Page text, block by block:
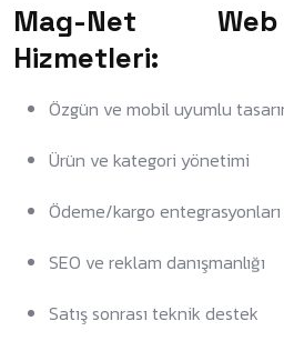
Mag-Net
Hizmetleri:
Özgün ve mobil uyumlu
Ürün ve kategori yönetimi
Ödeme/kargo entegrasyonları
SEO ve reklam danışmanlığı
Satış sonrası teknik destek